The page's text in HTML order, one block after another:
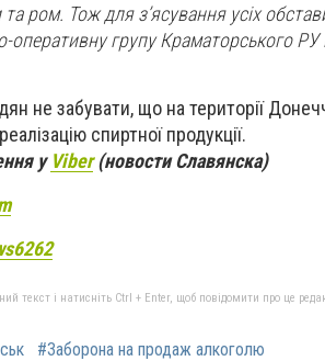
ром. Тож для з’ясування усіх
оперативну групу Краматорського РУ
не забувати, що на території
спиртної продукції.
у Viber(новости Славянска)
текст і натисніть Ctrl + Enter, щоб повідомити про це
#Заборона на продаж алкоголю